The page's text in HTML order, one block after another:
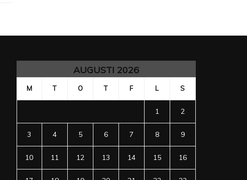
AUGUSTI 2026
M T O T F L S
1 2
3 4 5 6 7 8 9
10 11 12 13 14 15 16